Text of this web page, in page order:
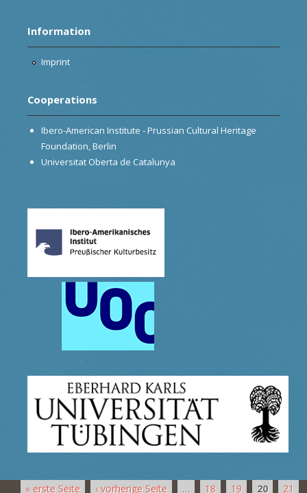
Information
Imprint
Cooperations
Ibero-American Institute - Prussian Cultural Heritage
Foundation, Berlin
Universitat Oberta de Catalunya
« erste Seite ‹ vorherige Seite … 18 19 20 21